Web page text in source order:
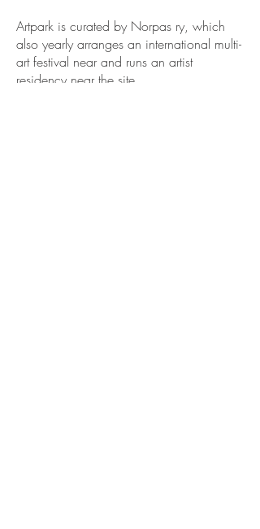
Artpark is curated by Norpas ry, which
also yearly arranges an international multi-
art festival near and runs an artist
residency near the site.